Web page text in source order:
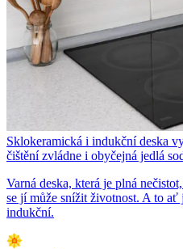
Sklokeramická i indukční deska
čištění zvládne i obyčejná jedlá
Varná deska, která je plná
se jí může snížit životnost. A to
indukční.